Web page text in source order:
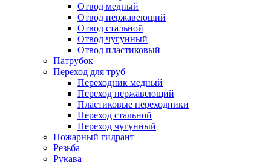
Отвод медный
Отвод нержавеющий
Отвод стальной
Отвод чугунный
Отвод пластиковый
Патрубок
Переход для труб
Переходник медный
Переход нержавеющий
Пластиковые переходники
Переход стальной
Переход чугунный
Пожарный гидрант
Резьба
Рукава